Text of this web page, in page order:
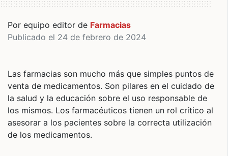
Por equipo editor de Farmacias
Publicado el 24 de febrero de 2024
Las farmacias son mucho más que simples puntos de
venta de medicamentos. Son pilares en el cuidado de
la salud y la educación sobre el uso responsable de
los mismos. Los farmacéuticos tienen un rol crítico al
asesorar a los pacientes sobre la correcta utilización
de los medicamentos.